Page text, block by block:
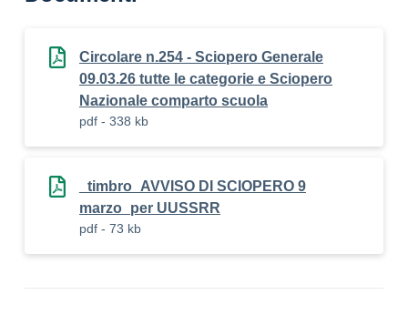
Circolare n.254 - Sciopero Generale
09.03.26 tutte le categorie e Sciopero
Nazionale comparto scuola
pdf - 338 kb
_timbro_AVVISO DI SCIOPERO 9
marzo_per UUSSRR
pdf - 73 kb